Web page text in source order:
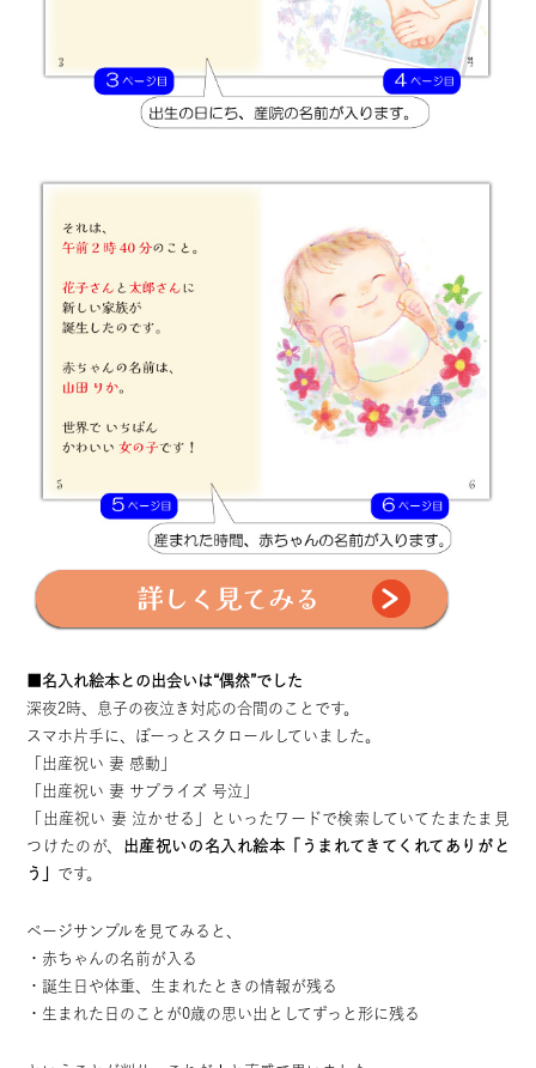
■名入れ絵本との出会いは“偶然”でした
深夜2時、息子の夜泣き対応の合間のことです。
スマホ片手に、ぼーっとスクロールしていました。
「出産祝い 妻 感動」
「出産祝い 妻 サプライズ 号泣」
「出産祝い 妻 泣かせる」といったワードで検索していてたまたま見
つけたのが、 出産祝いの名入れ絵本「うまれてきてくれてありがと
う」 です。
ページサンプルを見てみると、
・赤ちゃんの名前が入る
・誕生日や体重、生まれたときの情報が残る
・生まれた日のことが0歳の思い出としてずっと形に残る